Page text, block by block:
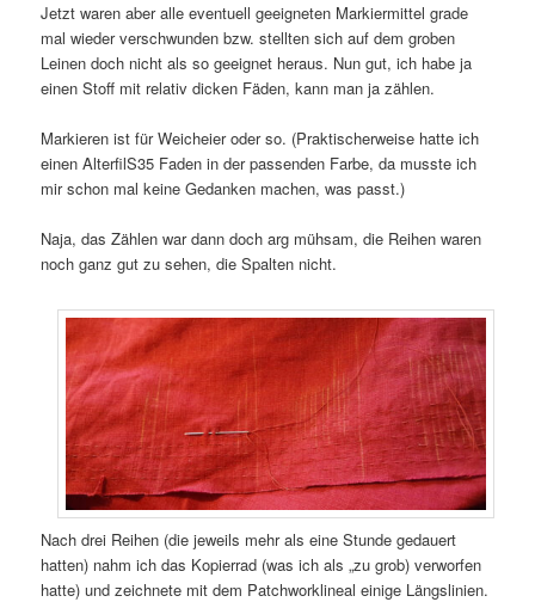
Jetzt waren aber alle eventuell geeigneten Markiermittel grade
mal wieder verschwunden bzw. stellten sich auf dem groben
Leinen doch nicht als so geeignet heraus. Nun gut, ich habe ja
einen Stoff mit relativ dicken Fäden, kann man ja zählen.
Markieren ist für Weicheier oder so. (Praktischerweise hatte ich
einen AlterfilS35 Faden in der passenden Farbe, da musste ich
mir schon mal keine Gedanken machen, was passt.)
Naja, das Zählen war dann doch arg mühsam, die Reihen waren
noch ganz gut zu sehen, die Spalten nicht.
Nach drei Reihen (die jeweils mehr als eine Stunde gedauert
hatten) nahm ich das Kopierrad (was ich als „zu grob) verworfen
hatte) und zeichnete mit dem Patchworklineal einige Längslinien.